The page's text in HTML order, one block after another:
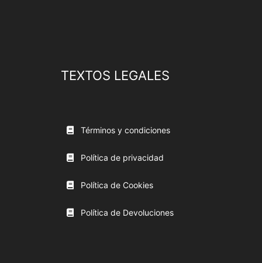
TEXTOS LEGALES
Términos y condiciones
Política de privacidad
Política de Cookies
Política de Devoluciones